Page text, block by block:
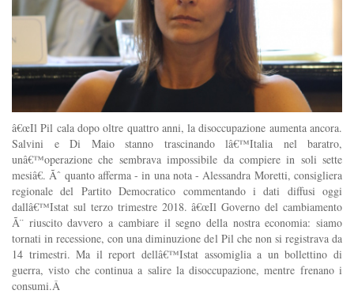
â€œIl Pil cala dopo oltre quattro anni, la disoccupazione aumenta ancora.
Salvini e Di Maio stanno trascinando lâ€™Italia nel baratro,
unâ€™operazione che sembrava impossibile da compiere in soli sette
mesiâ€. Ãˆ quanto afferma - in una nota - Alessandra Moretti, consigliera
regionale del Partito Democratico commentando i dati diffusi oggi
dallâ€™Istat sul terzo trimestre 2018. â€œIl Governo del cambiamento
Ã¨ riuscito davvero a cambiare il segno della nostra economia: siamo
tornati in recessione, con una diminuzione del Pil che non si registrava da
14 trimestri. Ma il report dellâ€™Istat assomiglia a un bollettino di
guerra, visto che continua a salire la disoccupazione, mentre frenano i
consumi.Â